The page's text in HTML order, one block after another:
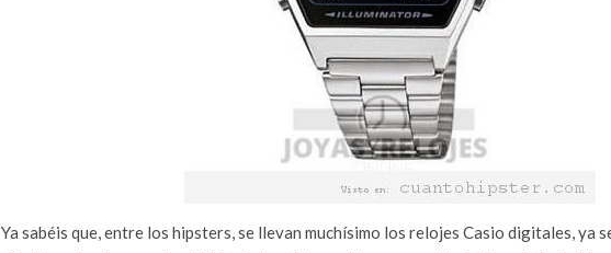
Ya sabéis que, entre los hipsters, se llevan muchísimo los relojes Casio digitales, ya